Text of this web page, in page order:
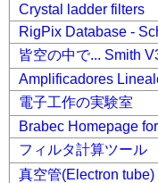
Crystal ladder filters
RigPix Database -
皆空の中で... Smith
Amplificadores
電子工作の実験室
Brabec Homepage
フィルタ計算ツール
真空管(Electron